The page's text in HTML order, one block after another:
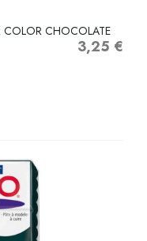
COLOR CHOCOLATE
Precio
3,25 €